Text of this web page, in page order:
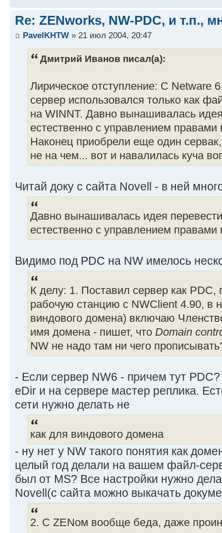
Re: ZENworks, NW-PDC, и т.п.,
PavelKHTW » 21 июл 2004, 20:47
Дмитрий Иванов писал(а):
Лирическое отступление: С Netware
сервер использовался только как
на WINNT. Давно вынашивалась
естественно с управлением правами
Наконец приобрели еще один
не на чем... вот и навалилась куча
Читай доку с сайта Novell - в ней
Давно вынашивалась идея
естественно с управлением правами
Видимо под PDC на NW имелось
К делу: 1. Поставил сервер как
рабочую станцию c NWClient 4.90, в
виндового домена) включаю
имя домена - пишет, что Domain
NW не надо там ни чего
- Если сервер NW6 - причем тут
eDir и на сервере мастер реплика.
сети нужно делать не
как для виндового домена
- ну нет у NW такого понятия как
целый год делали на вашем файл-
был от MS? Все настройки нужно
Novell(с сайта можно выкачать
2. С ZENом вообще беда, даже